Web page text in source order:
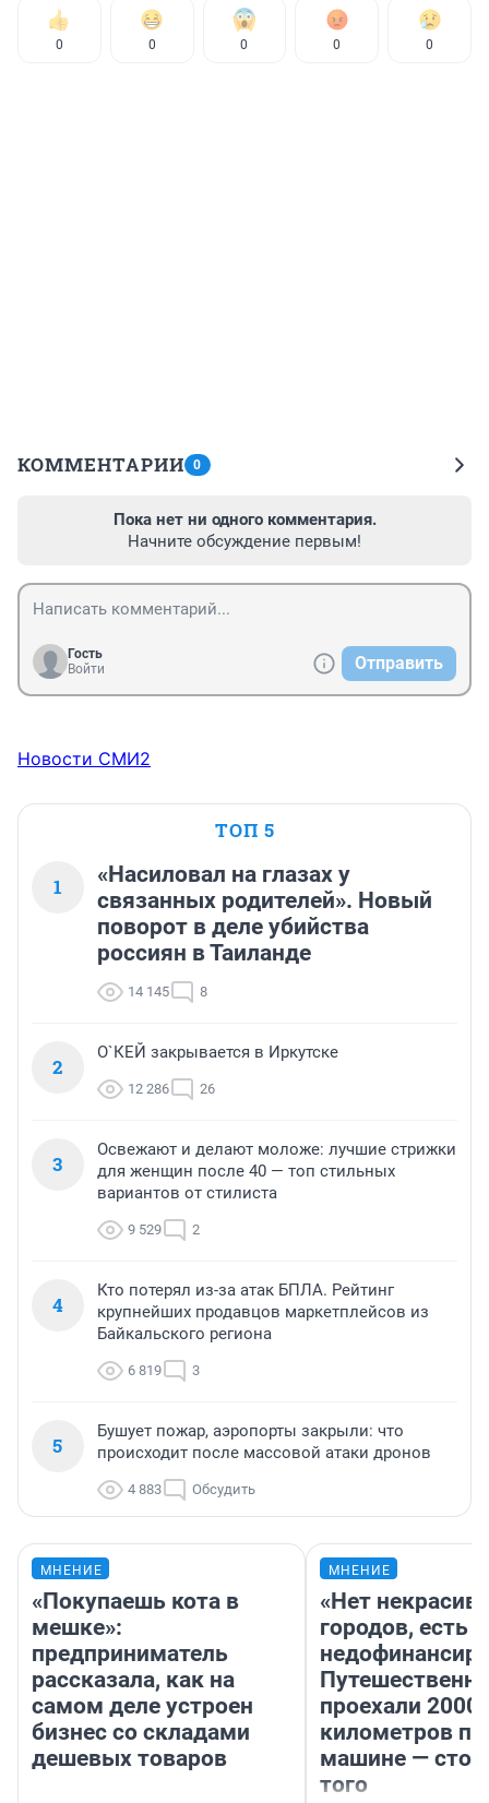
0 0 0 0 0
КОММЕНТАРИИ 0
Пока нет ни одного комментария.
Начните обсуждение первым!
Гость
Войти
Отправить
Новости СМИ2
ТОП 5
1
«Насиловал на глазах у
связанных родителей». Новый
поворот в деле убийства
россиян в Таиланде
14 145 8
2
О`КЕЙ закрывается в Иркутске
12 286 26
3
Освежают и делают моложе: лучшие стрижки
для женщин после 40 — топ стильных
вариантов от стилиста
9 529 2
4
Кто потерял из-за атак БПЛА. Рейтинг
крупнейших продавцов маркетплейсов из
Байкальского региона
6 819 3
5
Бушует пожар, аэропорты закрыли: что
происходит после массовой атаки дронов
4 883 Обсудить
МНЕНИЕ
«Покупаешь кота в
мешке»:
предприниматель
рассказала, как на
самом деле устроен
бизнес со складами
дешевых товаров
МНЕНИЕ
«Нет
городов, есть
проехали 2000
километров по
машине —
того